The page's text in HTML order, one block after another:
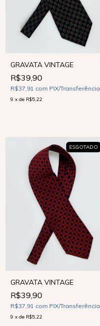
GRAVATA VINTAGE
R$39,90
R$37,91 com PIX/Transferência
9 x de R$5,22
ESGOTADO
GRAVATA VINTAGE
R$39,90
R$37,91 com PIX/Transferência
9 x de R$5,22